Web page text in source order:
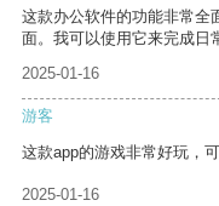
这款办公软件的功能非常全
面。我可以使用它来完成日
2025-01-16
游客
这款app的游戏非常好玩，
2025-01-16